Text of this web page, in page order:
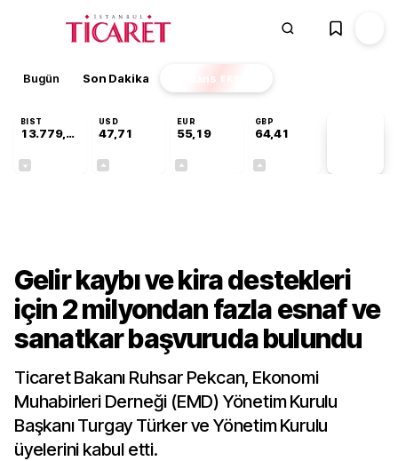
Bugün Son Dakika Finans EKSTRA
BIST
13.779,39
USD
47,71
EUR
55,19
GBP
64,41
Gelir kaybı ve kira destekleri
için 2 milyondan fazla esnaf ve
sanatkar başvuruda bulundu
Ticaret Bakanı Ruhsar Pekcan, Ekonomi
Muhabirleri Derneği (EMD) Yönetim Kurulu
Başkanı Turgay Türker ve Yönetim Kurulu
üyelerini kabul etti.